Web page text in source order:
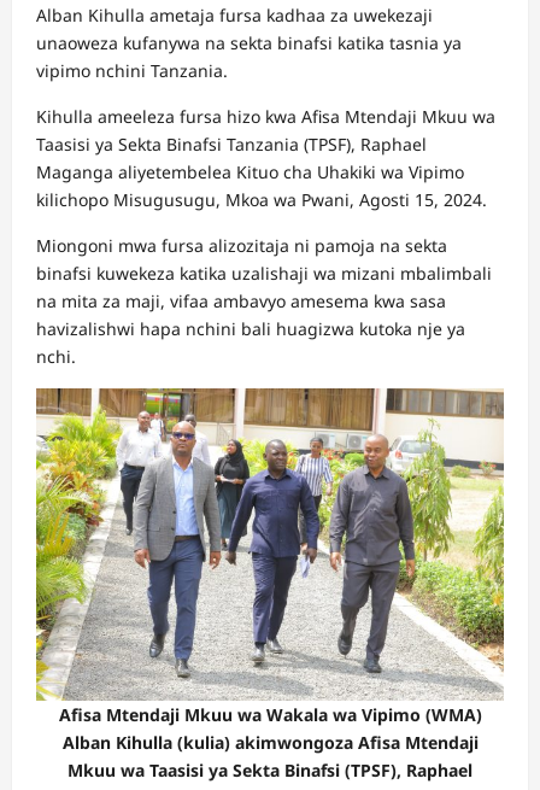
Alban Kihulla ametaja fursa kadhaa za uwekezaji
unaoweza kufanywa na sekta binafsi katika tasnia ya
vipimo nchini Tanzania.
Kihulla ameeleza fursa hizo kwa Afisa Mtendaji Mkuu wa
Taasisi ya Sekta Binafsi Tanzania (TPSF), Raphael
Maganga aliyetembelea Kituo cha Uhakiki wa Vipimo
kilichopo Misugusugu, Mkoa wa Pwani, Agosti 15, 2024.
Miongoni mwa fursa alizozitaja ni pamoja na sekta
binafsi kuwekeza katika uzalishaji wa mizani mbalimbali
na mita za maji, vifaa ambavyo amesema kwa sasa
havizalishwi hapa nchini bali huagizwa kutoka nje ya
nchi.
Afisa Mtendaji Mkuu wa Wakala wa Vipimo (WMA)
Alban Kihulla (kulia) akimwongoza Afisa Mtendaji
Mkuu wa Taasisi ya Sekta Binafsi (TPSF), Raphael